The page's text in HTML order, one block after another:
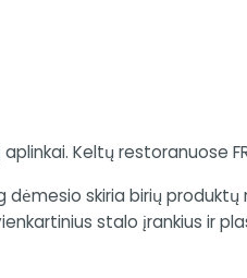
Keltų restoranuose
dėmesio skiria birių
stalo įrankius ir